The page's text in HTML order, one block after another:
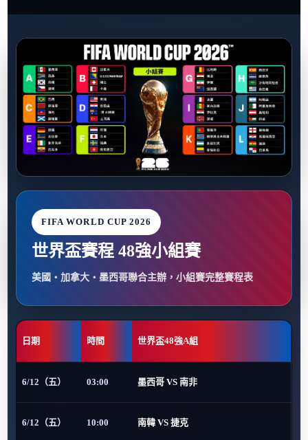
FIFA WORLD CUP 2026
世界盃賽程 48強小組賽
美國・加拿大・墨西哥聯合主辦，小組賽完整賽程表
日期 時間 世界盃48強A組
6/12（五） 03:00 墨西哥 VS 南非
6/12（五） 10:00 南韓 VS 捷克